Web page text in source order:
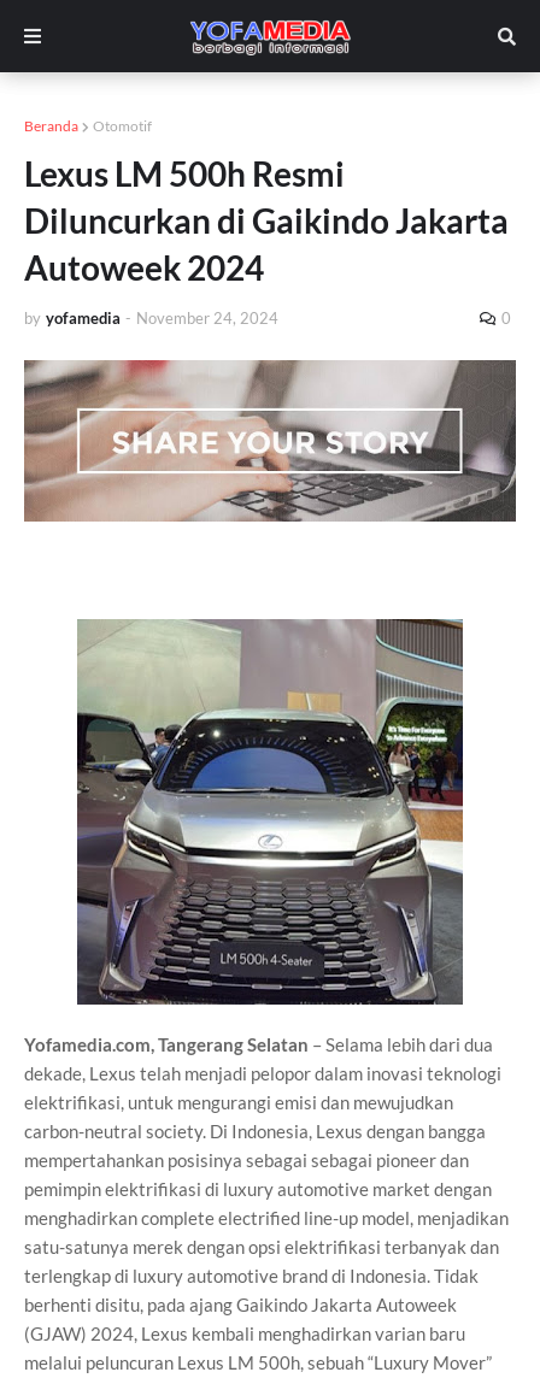
Beranda Otomotif
Lexus LM 500h Resmi
Diluncurkan di Gaikindo Jakarta
Autoweek 2024
by yofamedia - November 24, 2024 0
Yofamedia.com, Tangerang Selatan – Selama lebih dari dua
dekade, Lexus telah menjadi pelopor dalam inovasi teknologi
elektrifikasi, untuk mengurangi emisi dan mewujudkan
carbon-neutral society. Di Indonesia, Lexus dengan bangga
mempertahankan posisinya sebagai sebagai pioneer dan
pemimpin elektrifikasi di luxury automotive market dengan
menghadirkan complete electrified line-up model, menjadikan
satu-satunya merek dengan opsi elektrifikasi terbanyak dan
terlengkap di luxury automotive brand di Indonesia. Tidak
berhenti disitu, pada ajang Gaikindo Jakarta Autoweek
(GJAW) 2024, Lexus kembali menghadirkan varian baru
melalui peluncuran Lexus LM 500h, sebuah “Luxury Mover”